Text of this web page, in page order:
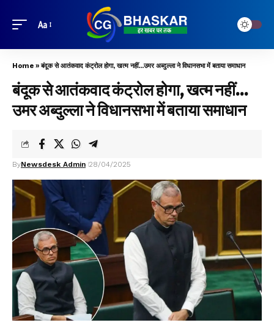
Aa
Home »बंदूक से आतंकवाद कंट्रोल होगा, खत्म नहीं…उमर अब्दुल्ला ने विधानसभा में बताया समाधान
बंदूक से आतंकवाद कंट्रोल होगा, खत्म नहीं…
उमर अब्दुल्ला ने विधानसभा में बताया समाधान
ByNewsdesk Admin 28/04/2025